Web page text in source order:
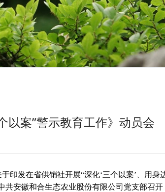
以案”警示教育工作》动员会
印发在省供销社开展“深化‘三个以案’、用身
共安徽和合生态农业股份有限公司党支部召开